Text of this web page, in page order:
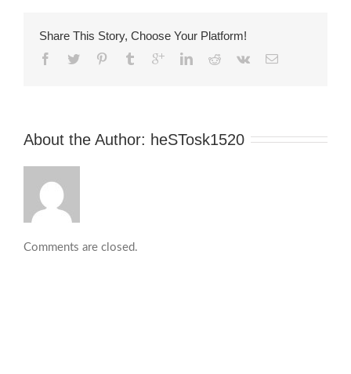
Share This Story, Choose Your Platform!
About the Author: heSTosk1520
Comments are closed.